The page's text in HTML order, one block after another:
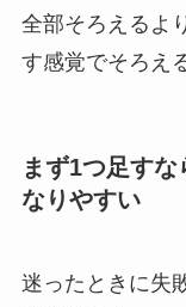
全部そろえるよ
す感覚でそろえ
まず1つ足す
なりやすい
迷ったときに失